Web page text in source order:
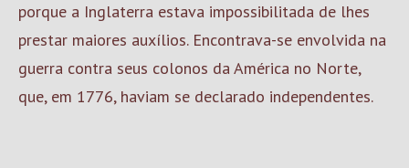
porque a Inglaterra estava impossibilitada de lhes
prestar maiores auxílios. Encontrava-se envolvida na
guerra contra seus colonos da América no Norte,
que, em 1776, haviam se declarado independentes.